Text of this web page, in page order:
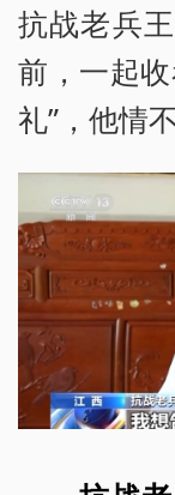
抗战老兵
前，一起
礼”，他情